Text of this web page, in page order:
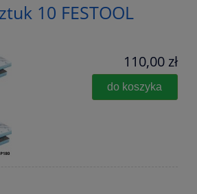
10 FESTOOL
110,00 zł
do koszyka